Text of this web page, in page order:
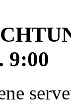
9:00